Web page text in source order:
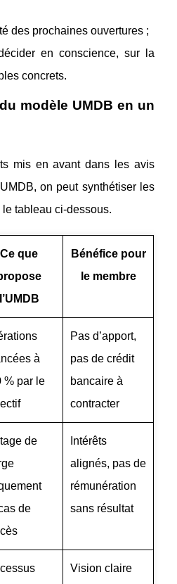
des prochaines ouvertures ;
en conscience, sur la
concrets.
modèle UMDB en un
mis en avant dans les avis
on peut synthétiser les
tableau ci‑dessous.
Ce que
l’UMDB
Bénéfice pour
le membre
à
% par le
Pas d’apport,
pas de crédit
bancaire à
contracter
de
de
Intérêts
alignés, pas de
rémunération
sans résultat
Vision claire